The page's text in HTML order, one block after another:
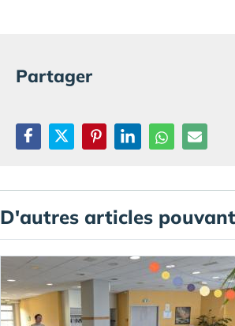
Partager
D'autres articles